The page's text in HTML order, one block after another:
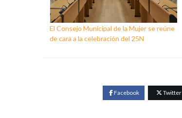
El Consejo Municipal de la Mujer se reúne
de cara a la celebración del 25N
Facebook Twitter